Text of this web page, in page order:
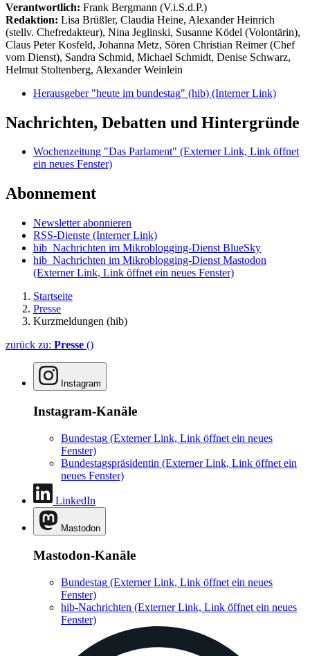
Verantwortlich: Frank Bergmann (V.i.S.d.P.)
Redaktion: Lisa Brüßler, Claudia Heine, Alexander Heinrich
(stellv. Chefredakteur), Nina Jeglinski, Susanne Ködel (Volontärin),
Claus Peter Kosfeld, Johanna Metz, Sören Christian Reimer (Chef
vom Dienst), Sandra Schmid, Michael Schmidt, Denise Schwarz,
Helmut Stoltenberg, Alexander Weinlein
Herausgeber "heute im bundestag" (hib) (Interner Link)
Nachrichten, Debatten und Hintergründe
Wochenzeitung "Das Parlament" (Externer Link, Link öffnet
ein neues Fenster)
Abonnement
Newsletter abonnieren
RSS-Dienste (Interner Link)
hib_Nachrichten im Mikroblogging-Dienst BlueSky
hib_Nachrichten im Mikroblogging-Dienst Mastodon
(Externer Link, Link öffnet ein neues Fenster)
Startseite
Presse
Kurzmeldungen (hib)
zurück zu: Presse ()
Instagram
Instagram-Kanäle
Bundestag (Externer Link, Link öffnet ein neues
Fenster)
Bundestagspräsidentin (Externer Link, Link öffnet ein
neues Fenster)
LinkedIn
Mastodon
Mastodon-Kanäle
Bundestag (Externer Link, Link öffnet ein neues
Fenster)
hib-Nachrichten (Externer Link, Link öffnet ein neues
Fenster)